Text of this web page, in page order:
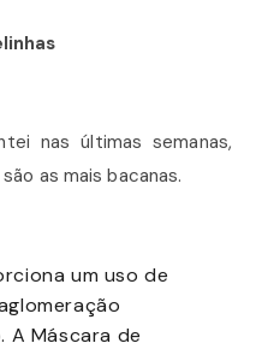
nas últimas semanas,
as mais bacanas.
um uso de
A Máscara de